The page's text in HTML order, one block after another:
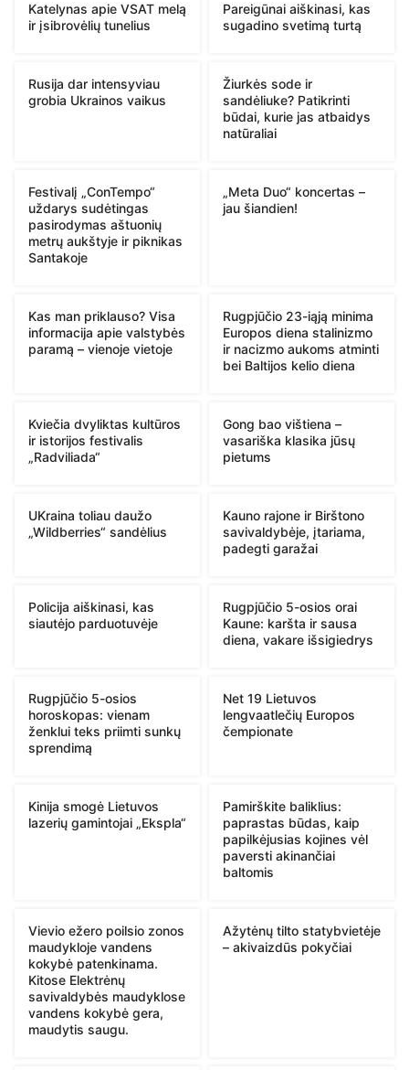
Katelynas apie VSAT melą
ir įsibrovėlių tunelius
Pareigūnai aiškinasi, kas
sugadino svetimą turtą
Rusija dar intensyviau
grobia Ukrainos vaikus
Žiurkės sode ir
sandėliuke? Patikrinti
būdai, kurie jas atbaidys
natūraliai
Festivalį „ConTempo“
uždarys sudėtingas
pasirodymas aštuonių
metrų aukštyje ir piknikas
Santakoje
„Meta Duo“ koncertas –
jau šiandien!
Kas man priklauso? Visa
informacija apie valstybės
paramą – vienoje vietoje
Rugpjūčio 23-iąją minima
Europos diena stalinizmo
ir nacizmo aukoms atminti
bei Baltijos kelio diena
Kviečia dvyliktas kultūros
ir istorijos festivalis
„Radviliada“
Gong bao vištiena –
vasariška klasika jūsų
pietums
UKraina toliau daužo
„Wildberries“ sandėlius
Kauno rajone ir Birštono
savivaldybėje, įtariama,
padegti garažai
Policija aiškinasi, kas
siautėjo parduotuvėje
Rugpjūčio 5-osios orai
Kaune: karšta ir sausa
diena, vakare išsigiedrys
Rugpjūčio 5-osios
horoskopas: vienam
ženklui teks priimti sunkų
sprendimą
Net 19 Lietuvos
lengvaatlečių Europos
čempionate
Kinija smogė Lietuvos
lazerių gamintojai „Ekspla“
Pamirškite baliklius:
paprastas būdas, kaip
papilkėjusias kojines vėl
paversti akinančiai
baltomis
Vievio ežero poilsio zonos
maudykloje vandens
kokybė patenkinama.
Kitose Elektrėnų
savivaldybės maudyklose
vandens kokybė gera,
maudytis saugu.
Ažytėnų tilto statybvietėje
– akivaizdūs pokyčiai